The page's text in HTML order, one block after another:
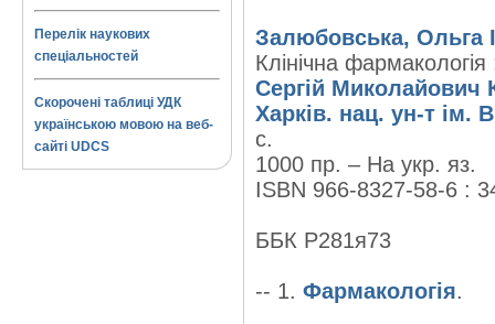
Перелік наукових
спеціальностей
Скорочені таблиці УДК
українською мовою на веб-
сайті UDCS
Залюбовська, Ольга
Клінічна
Сергій Миколайович
Харків. нац. ун-т ім.
с.
1000 пр. – На укр. яз.
ISBN 966-8327-58-6 :
ББК Р281я73
-- 1. Фармакологія.